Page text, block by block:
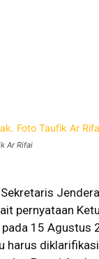
Ar Rifai
pernyataan
15
harus